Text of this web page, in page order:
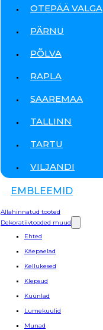
OTEPÄÄ VALGA
PÄRNU
PÕLVA
RAPLA
SAAREMAA
TALLINN
TARTU
VILJANDI
EMBLEEMID
Allahinnatud tooted
Dekoratiivtooded muud
Ehted
Käepaelad
Kellukesed
Klepsud
Küünlad
Lumekuulid
Munad